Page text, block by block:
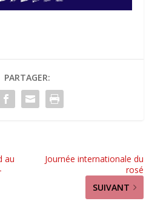
PARTAGER:
au
Journée internationale du
rosé
SUIVANT